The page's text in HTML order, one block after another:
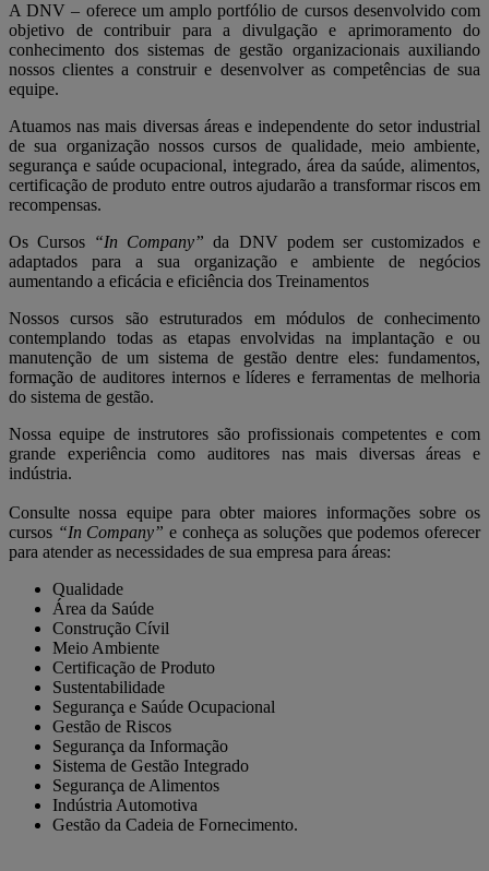
A DNV – oferece um amplo portfólio de cursos desenvolvido com
objetivo de contribuir para a divulgação e aprimoramento do
conhecimento dos sistemas de gestão organizacionais auxiliando
nossos clientes a construir e desenvolver as competências de sua
equipe.
Atuamos nas mais diversas áreas e independente do setor industrial
de sua organização nossos cursos de qualidade, meio ambiente,
segurança e saúde ocupacional, integrado, área da saúde, alimentos,
certificação de produto entre outros ajudarão a transformar riscos em
recompensas.
Os Cursos “In Company” da DNV podem ser customizados e
adaptados para a sua organização e ambiente de negócios
aumentando a eficácia e eficiência dos Treinamentos
Nossos cursos são estruturados em módulos de conhecimento
contemplando todas as etapas envolvidas na implantação e ou
manutenção de um sistema de gestão dentre eles: fundamentos,
formação de auditores internos e líderes e ferramentas de melhoria
do sistema de gestão.
Nossa equipe de instrutores são profissionais competentes e com
grande experiência como auditores nas mais diversas áreas e
indústria.
Consulte nossa equipe para obter maiores informações sobre os
cursos “In Company” e conheça as soluções que podemos oferecer
para atender as necessidades de sua empresa para áreas:
Qualidade
Área da Saúde
Construção Cívil
Meio Ambiente
Certificação de Produto
Sustentabilidade
Segurança e Saúde Ocupacional
Gestão de Riscos
Segurança da Informação
Sistema de Gestão Integrado
Segurança de Alimentos
Indústria Automotiva
Gestão da Cadeia de Fornecimento.